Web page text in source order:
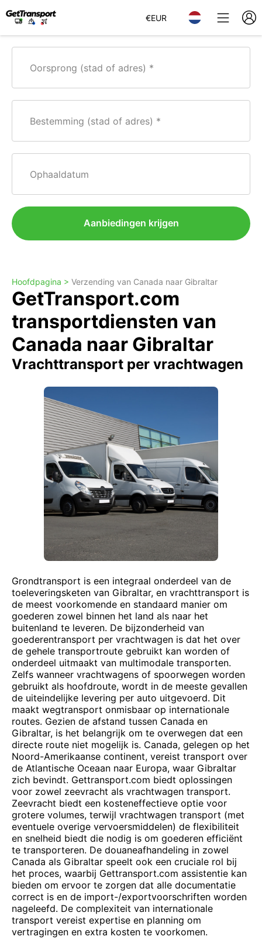
€EUR
Oorsprong (stad of adres)
Bestemming (stad of adres)
Ophaaldatum
Aanbiedingen krijgen
Hoofdpagina > Verzending van Canada naar Gibraltar
GetTransport.com
transportdiensten van
Canada naar Gibraltar
Vrachttransport per vrachtwagen
Grondtransport is een integraal onderdeel van de
toeleveringsketen van Gibraltar, en vrachttransport is
de meest voorkomende en standaard manier om
goederen zowel binnen het land als naar het
buitenland te leveren. De bijzonderheid van
goederentransport per vrachtwagen is dat het over
de gehele transportroute gebruikt kan worden of
onderdeel uitmaakt van multimodale transporten.
Zelfs wanneer vrachtwagens of spoorwegen worden
gebruikt als hoofdroute, wordt in de meeste gevallen
de uiteindelijke levering per auto uitgevoerd. Dit
maakt wegtransport onmisbaar op internationale
routes. Gezien de afstand tussen Canada en
Gibraltar, is het belangrijk om te overwegen dat een
directe route niet mogelijk is. Canada, gelegen op het
Noord-Amerikaanse continent, vereist transport over
de Atlantische Oceaan naar Europa, waar Gibraltar
zich bevindt. Gettransport.com biedt oplossingen
voor zowel zeevracht als vrachtwagen transport.
Zeevracht biedt een kosteneffectieve optie voor
grotere volumes, terwijl vrachtwagen transport (met
eventuele overige vervoersmiddelen) de flexibiliteit
en snelheid biedt die nodig is om goederen efficiënt
te transporteren. De douaneafhandeling in zowel
Canada als Gibraltar speelt ook een cruciale rol bij
het proces, waarbij Gettransport.com assistentie kan
bieden om ervoor te zorgen dat alle documentatie
correct is en de import-/exportvoorschriften worden
nageleefd. De complexiteit van internationale
transport vereist expertise en planning om
vertragingen en extra kosten te voorkomen.